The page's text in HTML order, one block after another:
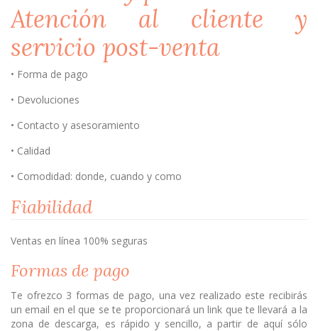
Atención al cliente y
servicio post-venta
• Forma de pago
• Devoluciones
• Contacto y asesoramiento
• Calidad
• Comodidad: donde, cuando y como
Fiabilidad
Ventas en línea 100% seguras
Formas de pago
Te ofrezco 3 formas de pago, una vez realizado este recibirás
un email en el que se te proporcionará un link que te llevará a la
zona de descarga, es rápido y sencillo, a partir de aquí sólo